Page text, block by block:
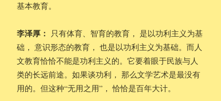
基本教育。
李泽厚：
只有体育、智育的教育， 是以功利主义为基
础， 意识形态的教育， 也是以功利主义为基础。而人
文教育恰恰不能是功利主义的。它要着眼于民族与人
类的长远前途。如果谈功利， 那么文学艺术是最没有
用的。但这种“无用之用”， 恰恰是百年大计。